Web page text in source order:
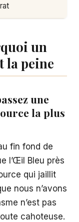
un
la peine
une
la plus
fin fond de
l’Œil Bleu près
qui jaillit
nous n’avons
n’est pas
cahoteuse.